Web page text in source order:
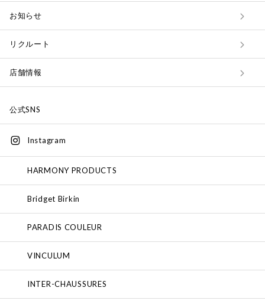
お知らせ
リクルート
店舗情報
公式SNS
Instagram
HARMONY PRODUCTS
Bridget Birkin
PARADIS COULEUR
VINCULUM
INTER-CHAUSSURES